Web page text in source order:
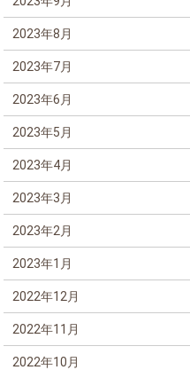
2023年8月
2023年7月
2023年6月
2023年5月
2023年4月
2023年3月
2023年2月
2023年1月
2022年12月
2022年11月
2022年10月